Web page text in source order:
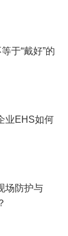
于“戴好”的
业EHS如何
场防护与